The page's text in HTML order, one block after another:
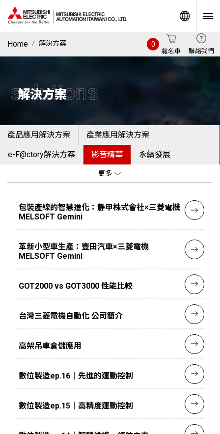
Home 解決方案
報名車
0
聯絡我們
解決方案
solutions
產品應用解決方案 產業應用解決方案
e-F@ctory解決方案 影音精華 永續發展
更多
包裝產線的智慧進化：靜甲株式會社×三菱電機
MELSOFT Gemini
革新小型車生產：豐田汽車×三菱電機
MELSOFT Gemini
GOT2000 vs GOT3000 性能比較
台灣三菱電機自動化 公司簡介
高架吊車倉儲應用
數位製造ep.16｜先進的運動控制
數位製造ep.15｜高精度運動控制